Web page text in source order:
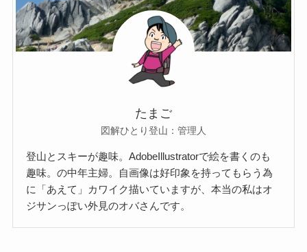
たまご
図解ひとり登山：管理人
登山とスキーが趣味。AdobeIllustratorで絵を書くのも
趣味。の中年主婦。自画像は好印象を持ってもらう為
に「あえて」カワイク描いていますが、本当の私はオ
ジサンっぽい外見のオバさんです。